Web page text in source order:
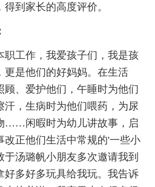
到家长的高度评价。
职工作，我爱孩子们，我是孩
更是他们的好妈妈。在生活
顾、爱护他们，午睡时为他们
，生病时为他们喂药，为尿
……闲暇时为幼儿讲故事，启
改正他们生活中常规的'一些小
汤璐帆小朋友多次邀请我到
好多好多玩具给我玩。我告诉